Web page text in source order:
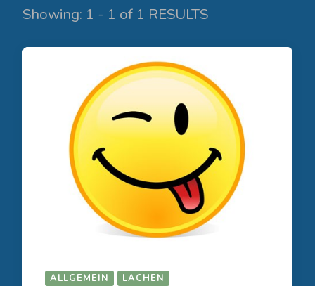
Showing: 1 - 1 of 1 RESULTS
ALLGEMEIN LACHEN